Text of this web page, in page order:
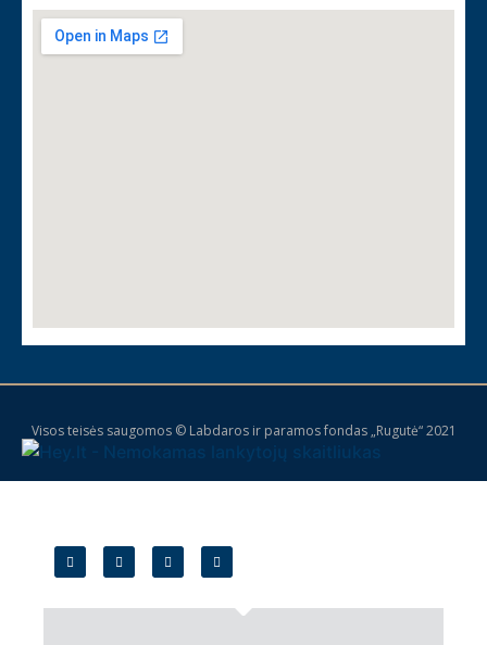
Visos teisės saugomos © Labdaros ir paramos fondas „Rugutė“ 2021